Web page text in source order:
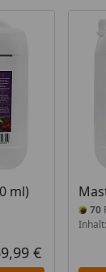
ml)
Aktueller
€
70
Inhalt: